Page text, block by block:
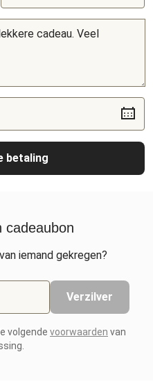
betaling
cadeaubon
iemand gekregen?
Verzilver
volgende voorwaarden van